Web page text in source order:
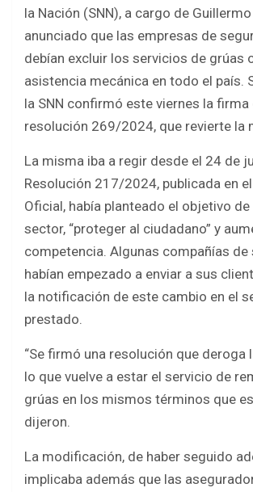
la Nación (SNN), a cargo de
anunciado que las empresas de
debían excluir los servicios de grúas
asistencia mecánica en todo el país.
la SNN confirmó este viernes la firma
resolución 269/2024, que revierte la
La misma iba a regir desde el 24 de
Resolución 217/2024, publicada en
Oficial, había planteado el objetivo
sector, “proteger al ciudadano” y
competencia. Algunas compañías de
habían empezado a enviar a sus
la notificación de este cambio en el
prestado.
“Se firmó una resolución que deroga
lo que vuelve a estar el servicio de
grúas en los mismos términos que
dijeron.
La modificación, de haber seguido
implicaba además que las